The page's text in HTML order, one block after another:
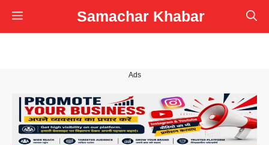
Skip
to
Samachar Khabar
Menu
Ads